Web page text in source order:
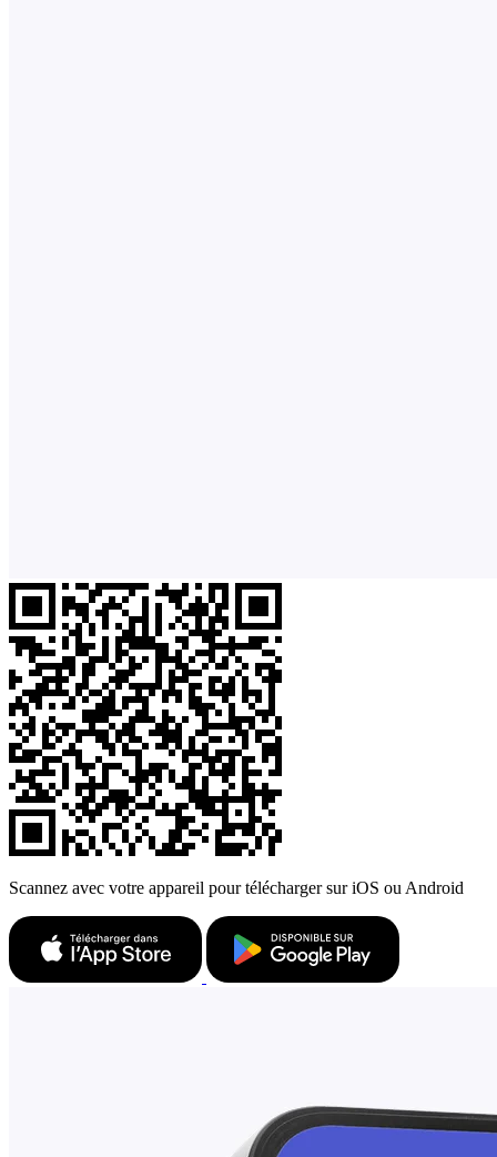
Scannez avec votre appareil pour télécharger sur iOS ou Android